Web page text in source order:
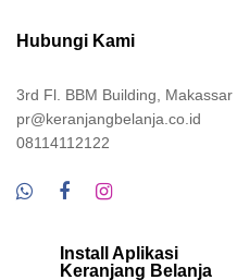
Hubungi Kami
3rd Fl. BBM Building, Makassar
pr@keranjangbelanja.co.id
08114112122
Install Aplikasi
Keranjang Belanja